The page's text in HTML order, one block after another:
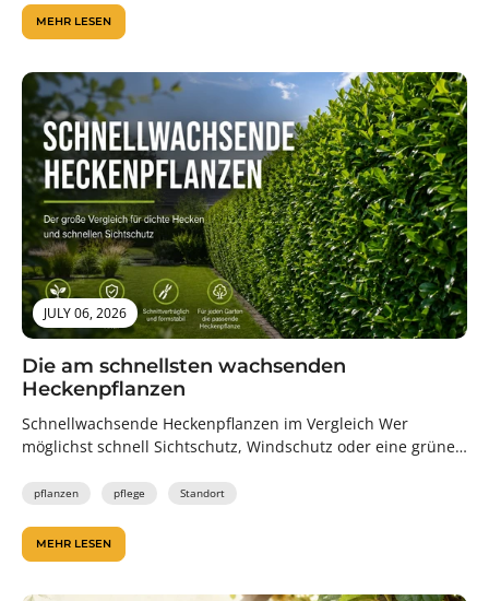
MEHR LESEN
JULY 06, 2026
Die am schnellsten wachsenden
Heckenpflanzen
Schnellwachsende Heckenpflanzen im Vergleich Wer
möglichst schnell Sichtschutz, Windschutz oder eine grüne
schnellwachsenden Heckenpflanzen. Doch...
pflanzen pflege Standort
MEHR LESEN